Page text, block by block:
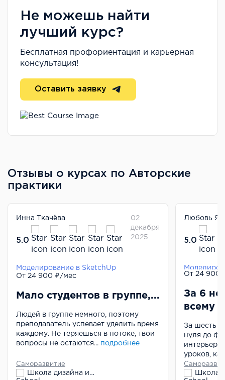
Не можешь найти
лучший курс?
Бесплатная профориентация и карьерная
консультация!
Оставить заявку
Отзывы о курсах по Авторские
практики
Инна Ткачёва
5.0
02
декабря
2025
Моделирование в SketchUp
От 24 900 ₽/мес
Мало студентов в группе,...
Людей в группе немного, поэтому
преподаватель успевает уделить время
каждому. Не теряешься в потоке, твои
вопросы не остаются... подробнее
Саморазвитие
Школа дизайна интерьеров Дарьи Пиковой
Любовь
5.0
От 24 900
За 6
всему
За шесть
нуля до
интерьера.
уроков,